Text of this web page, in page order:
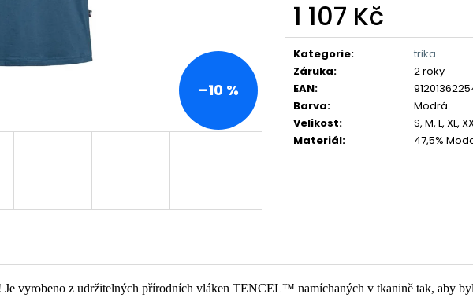
1 107 Kč
Měrná
cena:
Kategorie:
trika
Záruka:
2 roky
EAN:
Barva:
Modrá
Velikost:
S, M, L, XL,
Materiál: 47,5%
–10 %
vyrobeno z udržitelných přírodních vláken TENCEL™ namíchaných v tkanině tak, aby